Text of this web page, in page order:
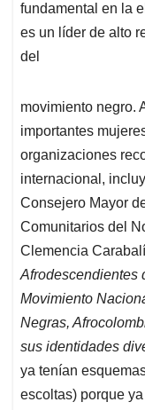
fundamental en la
es un líder de alto
del
movimiento negro.
importantes
organizaciones
internacional,
Consejero Mayor
Comunitarios del
Clemencia
Afrodescendientes
Movimiento
Negras,
sus identidades
ya tenían
escoltas) porque